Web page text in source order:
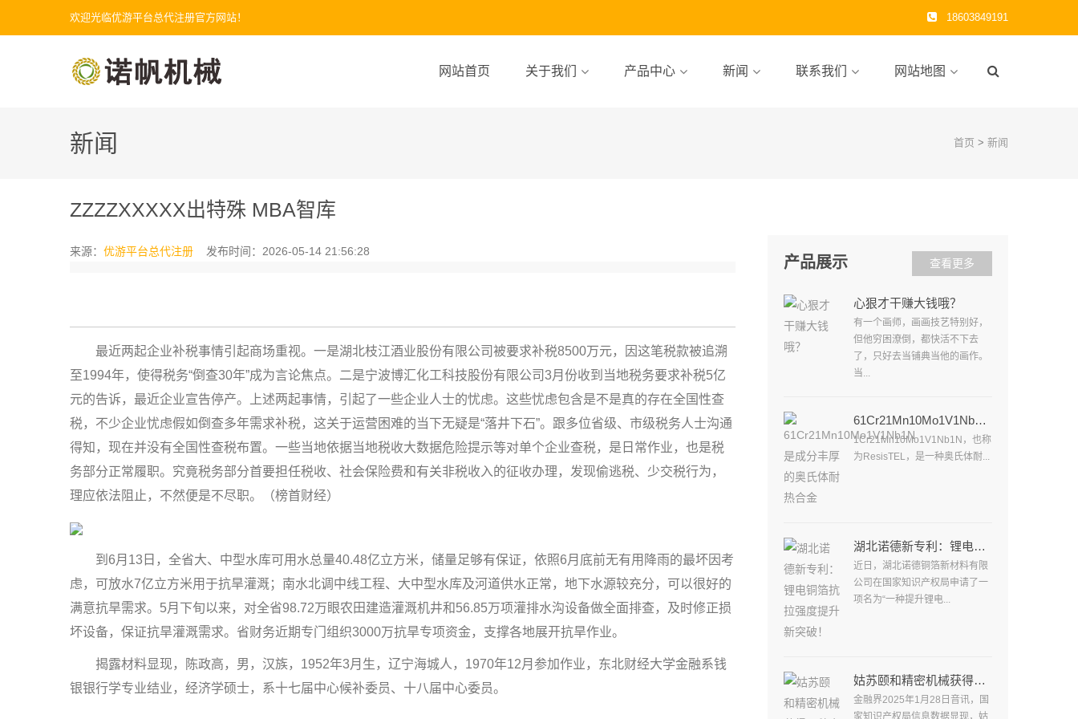
欢迎光临优游平台总代注册官方网站！ 18603849191
网站首页 关于我们 产品中心 新闻 联系我们 网站地图
新闻 首页 > 新闻
ZZZZXXXXX出特殊 MBA智库
来源： 优游平台总代注册 发布时间：2026-05-14 21:56:28
最近两起企业补税事情引起商场重视。一是湖北枝江酒业股份有限公司被要求补税8500万元，因这笔税款被追溯
至1994年，使得税务“倒查30年”成为言论焦点。二是宁波博汇化工科技股份有限公司3月份收到当地税务要求补税5亿
元的告诉，最近企业宣告停产。上述两起事情，引起了一些企业人士的忧虑。这些忧虑包含是不是真的存在全国性查
税，不少企业忧虑假如倒查多年需求补税，这关于运营困难的当下无疑是“落井下石”。跟多位省级、市级税务人士沟通
得知，现在并没有全国性查税布置。一些当地依据当地税收大数据危险提示等对单个企业查税，是日常作业，也是税
务部分正常履职。究竟税务部分首要担任税收、社会保险费和有关非税收入的征收办理，发现偷逃税、少交税行为，
理应依法阻止，不然便是不尽职。（榜首财经）
到6月13日，全省大、中型水库可用水总量40.48亿立方米，储量足够有保证，依照6月底前无有用降雨的最坏因考
虑，可放水7亿立方米用于抗旱灌溉；南水北调中线工程、大中型水库及河道供水正常，地下水源较充分，可以很好的
满意抗旱需求。5月下旬以来，对全省98.72万眼农田建造灌溉机井和56.85万项灌排水沟设备做全面排查，及时修正损
坏设备，保证抗旱灌溉需求。省财务近期专门组织3000万抗旱专项资金，支撑各地展开抗旱作业。
揭露材料显现，陈政高，男，汉族，1952年3月生，辽宁海城人，1970年12月参加作业，东北财经大学金融系钱
银银行学专业结业，经济学硕士，系十七届中心候补委员、十八届中心委员。
产品展示 查看更多
心狠才干赚大钱哦？
有一个画师，画画技艺特别好，
但他穷困潦倒，都快活不下去
了，只好去当铺典当他的画作。
当...
61Cr21Mn10Mo1V1Nb1N是成分丰厚的奥氏体耐热合金
1Cr21Mn10Mo1V1Nb1N，也称
为ResisTEL，是一种奥氏体耐...
湖北诺德新专利：锂电铜箔抗拉强度提升新突破！
近日，湖北诺德铜箔新材料有限
公司在国家知识产权局申请了一
项名为“一种提升锂电...
姑苏颐和精密机械获得一种金属件打磨设备专利
金融界2025年1月28日音讯，国
家知识产权局信息数据显现，姑